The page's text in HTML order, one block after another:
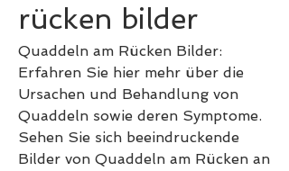
rücken bilder
Quaddeln am Rücken Bilder:
Erfahren Sie hier mehr über die
Ursachen und Behandlung von
Quaddeln sowie deren Symptome.
Sehen Sie sich beeindruckende
Bilder von Quaddeln am Rücken an